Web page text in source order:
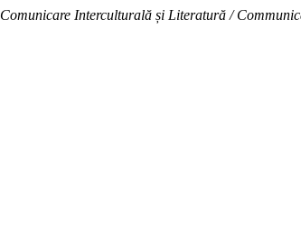
Comunicare Interculturală și Literatură /